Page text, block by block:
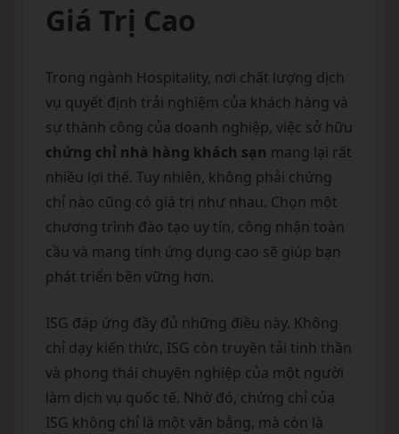
Giá Trị Cao
Trong ngành Hospitality, nơi chất lượng dịch
vụ quyết định trải nghiệm của khách hàng và
sự thành công của doanh nghiệp, việc sở hữu
chứng chỉ nhà hàng khách sạn mang lại rất
nhiều lợi thế. Tuy nhiên, không phải chứng
chỉ nào cũng có giá trị như nhau. Chọn một
chương trình đào tạo uy tín, công nhận toàn
cầu và mang tính ứng dụng cao sẽ giúp bạn
phát triển bền vững hơn.
ISG đáp ứng đầy đủ những điều này. Không
chỉ dạy kiến thức, ISG còn truyền tải tinh thần
và phong thái chuyên nghiệp của một người
làm dịch vụ quốc tế. Nhờ đó, chứng chỉ của
ISG không chỉ là một văn bằng, mà còn là